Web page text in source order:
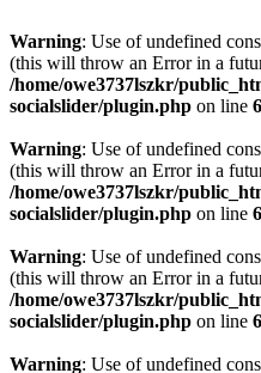
Warning: Use of undefined
(this will throw an Error in a
/home/owe3737lszkr/
socialslider/plugin.php on line
Warning: Use of undefined
(this will throw an Error in a
/home/owe3737lszkr/
socialslider/plugin.php on line
Warning: Use of undefined
(this will throw an Error in a
/home/owe3737lszkr/
socialslider/plugin.php on line
Warning: Use of undefined